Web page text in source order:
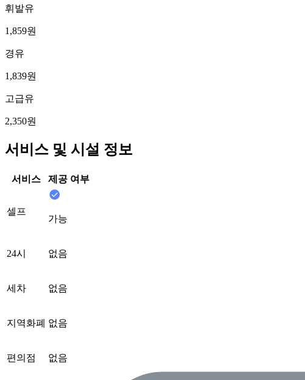
휘발유
1,859원
경유
1,839원
고급유
2,350원
서비스 및 시설 정보
서비스 제공 여부
셀프
가능
24시 없음
세차 없음
지역화폐 없음
편의점 없음